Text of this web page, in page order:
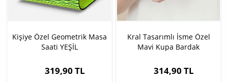
Kişiye Özel Geometrik Masa
Saati YEŞİL
319,90 TL
Kral Tasarımlı İsme Özel
Mavi Kupa Bardak
314,90 TL